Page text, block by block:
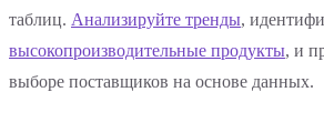
таблиц. Анализируйте тренды,
высокопроизводительные продукты, и
выборе поставщиков на основе данных.